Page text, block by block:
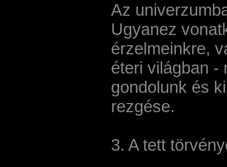
Az
Ugyanez
érzelmeinkre,
éteri világban -
gondolunk és
rezgése.
3. A tett